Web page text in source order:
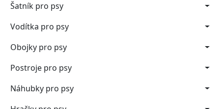
Šatník pro psy
Vodítka pro psy
Obojky pro psy
Postroje pro psy
Náhubky pro psy